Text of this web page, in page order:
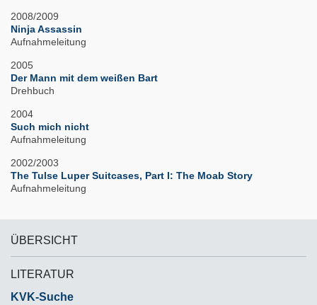
2008/2009
Ninja Assassin
Aufnahmeleitung
2005
Der Mann mit dem weißen Bart
Drehbuch
2004
Such mich nicht
Aufnahmeleitung
2002/2003
The Tulse Luper Suitcases, Part I: The Moab Story
Aufnahmeleitung
ÜBERSICHT
LITERATUR
KVK-Suche